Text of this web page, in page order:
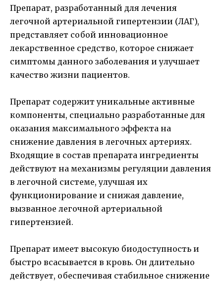
Препарат, разработанный для лечения
легочной артериальной гипертензии (ЛАГ),
представляет собой инновационное
лекарственное средство, которое снижает
симптомы данного заболевания и улучшает
качество жизни пациентов.
Препарат содержит уникальные активные
компоненты, специально разработанные для
оказания максимального эффекта на
снижение давления в легочных артериях.
Входящие в состав препарата ингредиенты
действуют на механизмы регуляции давления
в легочной системе, улучшая их
функционирование и снижая давление,
вызванное легочной артериальной
гипертензией.
Препарат имеет высокую биодоступность и
быстро всасывается в кровь. Он длительно
действует, обеспечивая стабильное снижение